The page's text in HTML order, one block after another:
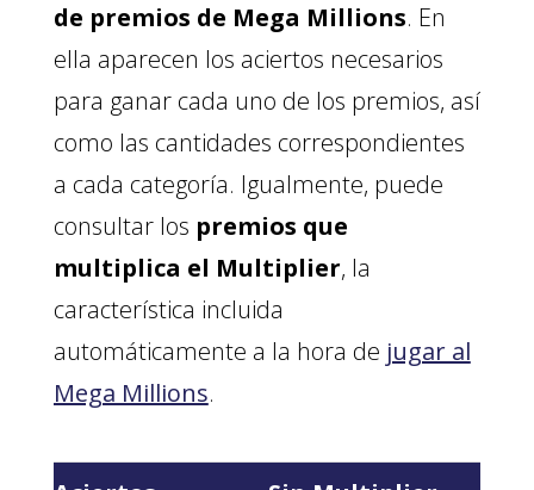
de premios de Mega Millions. En
ella aparecen los aciertos necesarios
para ganar cada uno de los premios, así
como las cantidades correspondientes
a cada categoría. Igualmente, puede
consultar los premios que
multiplica el Multiplier, la
característica incluida
automáticamente a la hora de jugar al
Mega Millions.